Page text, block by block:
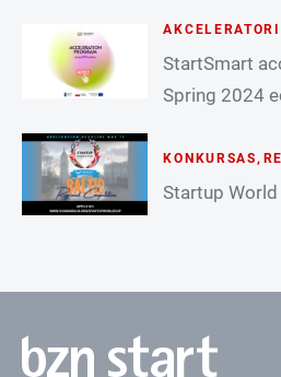
StartSmart
Spring 2024
KONKURSAS,
Startup World